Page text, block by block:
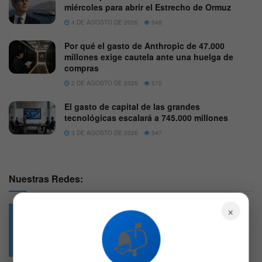
miércoles para abrir el Estrecho de Ormuz
4 DE AGOSTO DE 2026 548
Por qué el gasto de Anthropic de 47.000
millones exige cautela ante una huelga de
compras
2 DE AGOSTO DE 2026 572
El gasto de capital de las grandes
tecnológicas escalará a 745.000 millones
3 DE AGOSTO DE 2026 547
Nuestras Redes:
4.7k
Followers
×
📬